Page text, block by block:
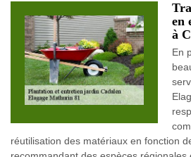
en
à
En
réutilisation des matériaux en fonction